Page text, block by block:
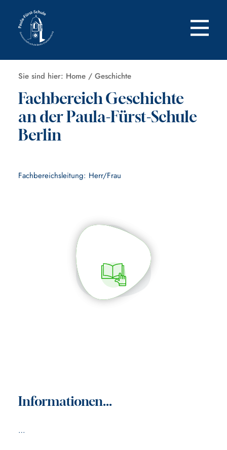
springen
Sie sind hier: Home / Geschichte
Fachbereich Geschichte
an der Paula-Fürst-Schule
Berlin
Fachbereichsleitung: Herr/Frau
Informationen...
…